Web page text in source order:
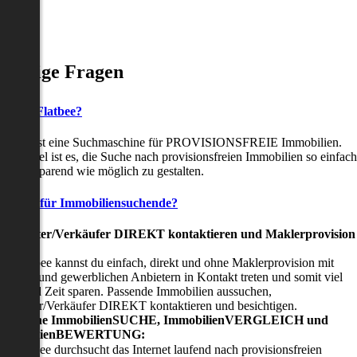
Fragen
ist Flatbee?
ist eine Suchmaschine für PROVISIONSFREIE Immobilien.
Ziel ist es, die Suche nach provisionsfreien Immobilien so einfach
zeitsparend wie möglich zu gestalten.
für Immobiliensuchende?
Verkäufer DIREKT kontaktieren und Maklerprovision
Flatbee kannst du einfach, direkt und ohne Maklerprovision mit
und gewerblichen Anbietern in Kontakt treten und somit viel
und Zeit sparen. Passende Immobilien aussuchen,
Verkäufer DIREKT kontaktieren und besichtigen.
in-one ImmobilienSUCHE, ImmobilienVERGLEICH und
Flatbee durchsucht das Internet laufend nach provisionsfreien